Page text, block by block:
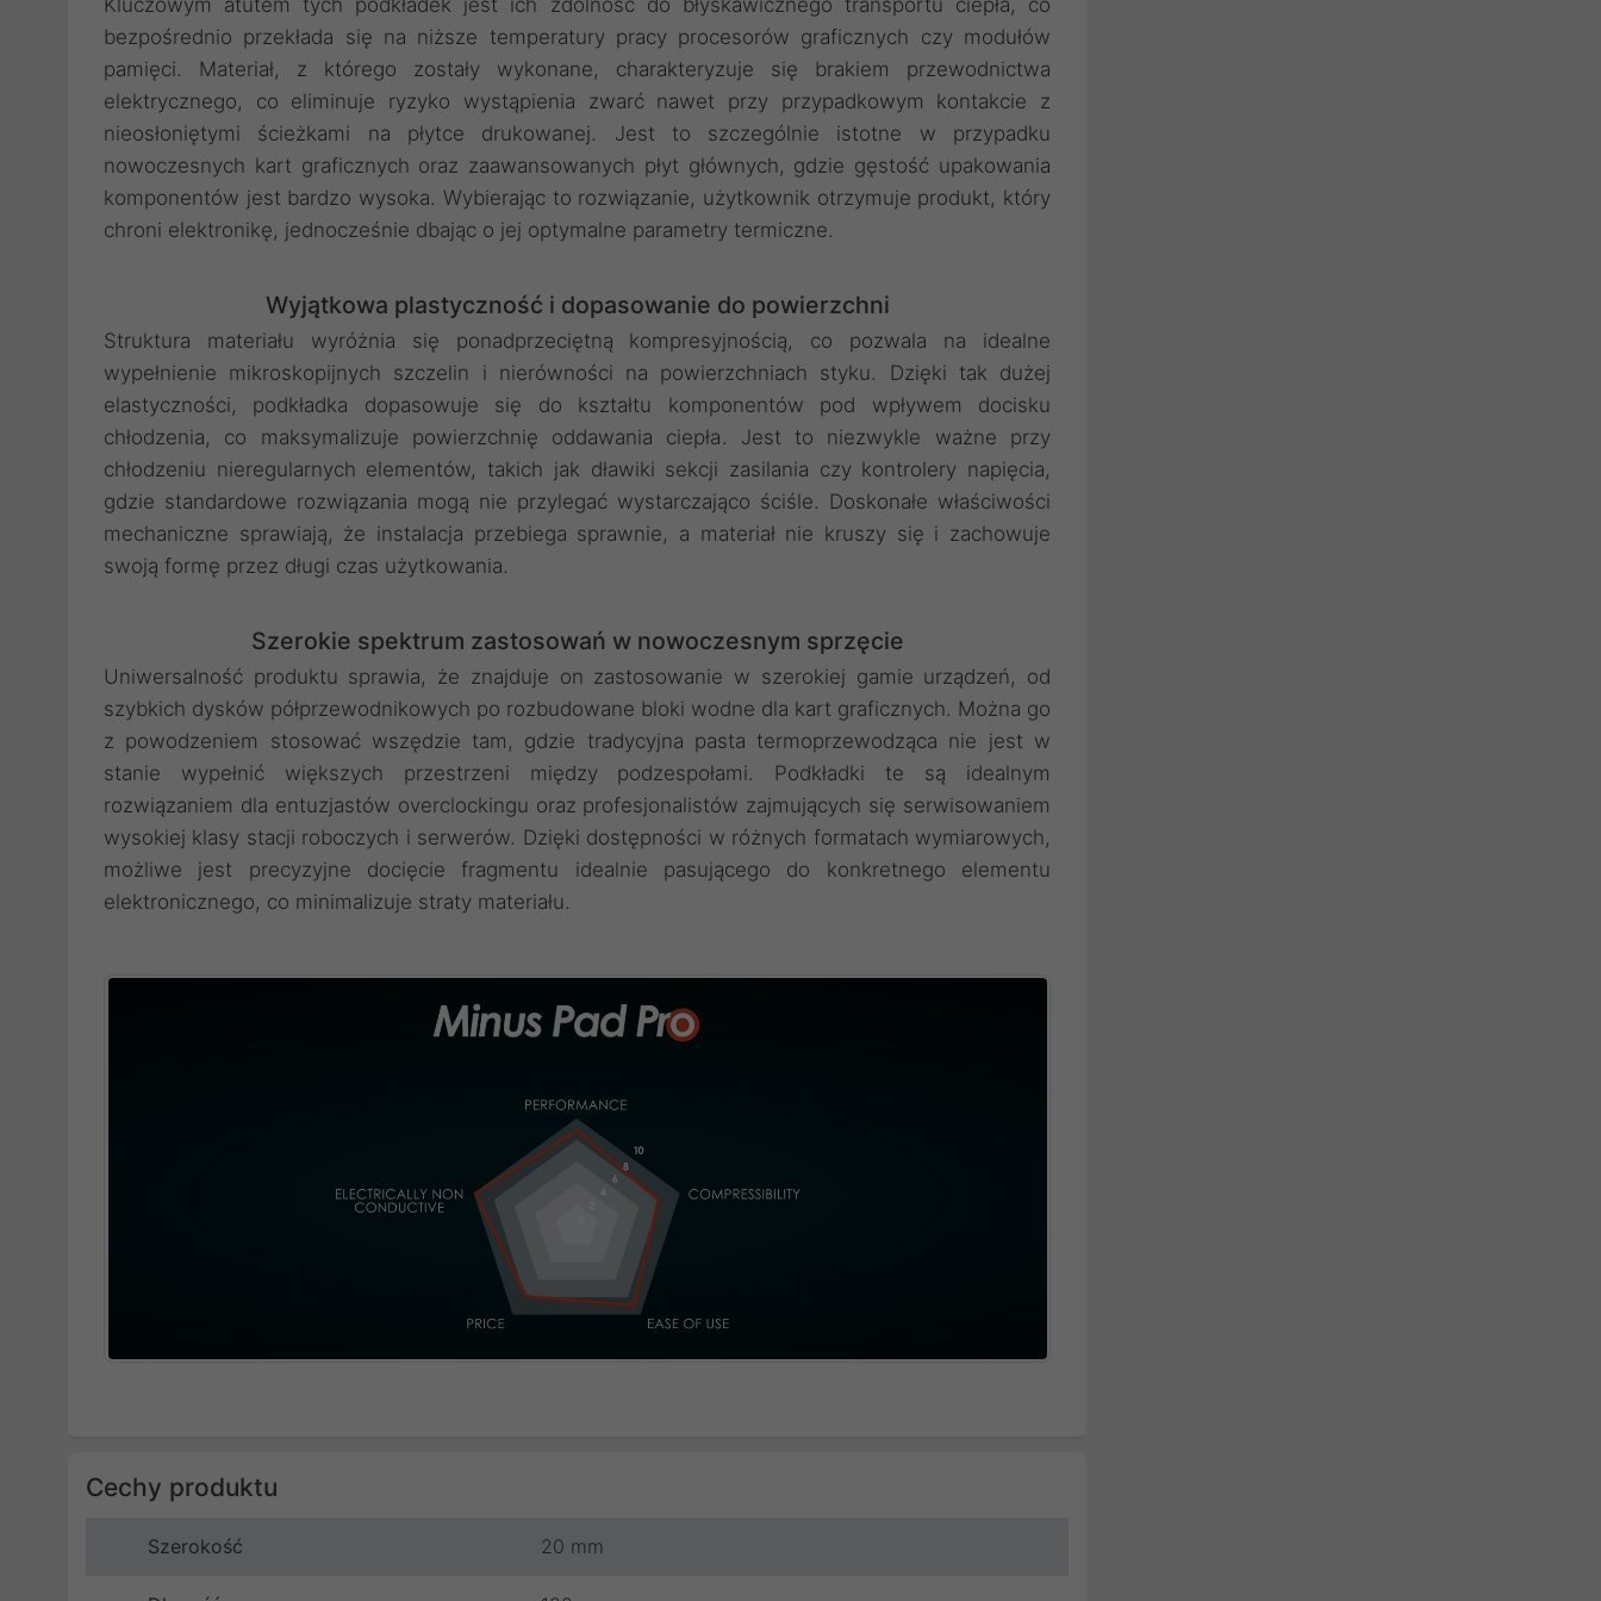
bezpośrednio przekłada się na niższe temperatury pracy procesorów graficznych czy modułów
pamięci. Materiał, z którego zostały wykonane, charakteryzuje się brakiem przewodnictwa
elektrycznego, co eliminuje ryzyko wystąpienia zwarć nawet przy przypadkowym kontakcie z
nieosłoniętymi ścieżkami na płytce drukowanej. Jest to szczególnie istotne w przypadku
nowoczesnych kart graficznych oraz zaawansowanych płyt głównych, gdzie gęstość upakowania
komponentów jest bardzo wysoka. Wybierając to rozwiązanie, użytkownik otrzymuje produkt, który
chroni elektronikę, jednocześnie dbając o jej optymalne parametry termiczne.
Wyjątkowa plastyczność i dopasowanie do powierzchni
Struktura materiału wyróżnia się ponadprzeciętną kompresyjnością, co pozwala na idealne
wypełnienie mikroskopijnych szczelin i nierówności na powierzchniach styku. Dzięki tak dużej
elastyczności, podkładka dopasowuje się do kształtu komponentów pod wpływem docisku
chłodzenia, co maksymalizuje powierzchnię oddawania ciepła. Jest to niezwykle ważne przy
chłodzeniu nieregularnych elementów, takich jak dławiki sekcji zasilania czy kontrolery napięcia,
gdzie standardowe rozwiązania mogą nie przylegać wystarczająco ściśle. Doskonałe właściwości
mechaniczne sprawiają, że instalacja przebiega sprawnie, a materiał nie kruszy się i zachowuje
swoją formę przez długi czas użytkowania.
Szerokie spektrum zastosowań w nowoczesnym sprzęcie
Uniwersalność produktu sprawia, że znajduje on zastosowanie w szerokiej gamie urządzeń, od
szybkich dysków półprzewodnikowych po rozbudowane bloki wodne dla kart graficznych. Można go
z powodzeniem stosować wszędzie tam, gdzie tradycyjna pasta termoprzewodząca nie jest w
stanie wypełnić większych przestrzeni między podzespołami. Podkładki te są idealnym
rozwiązaniem dla entuzjastów overclockingu oraz profesjonalistów zajmujących się serwisowaniem
wysokiej klasy stacji roboczych i serwerów. Dzięki dostępności w różnych formatach wymiarowych,
możliwe jest precyzyjne docięcie fragmentu idealnie pasującego do konkretnego elementu
elektronicznego, co minimalizuje straty materiału.
Cechy produktu
Szerokość 20 mm